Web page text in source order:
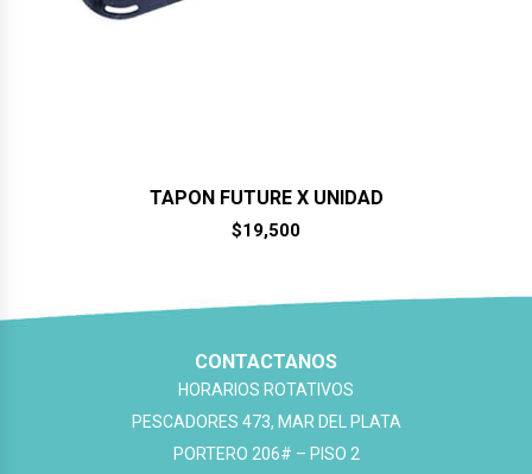
TAPON FUTURE X UNIDAD
$19,500
CONTACTANOS
HORARIOS ROTATIVOS
PESCADORES 473, MAR DEL PLATA
PORTERO 206# – PISO 2